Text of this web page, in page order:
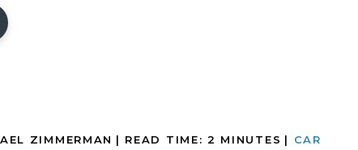
ZIMMERMAN | READ TIME: 2 MINUTES | CAR